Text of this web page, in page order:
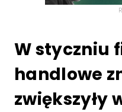
W styczniu
handlowe
zwiększyły